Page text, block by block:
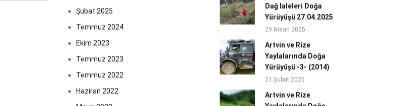
Şubat 2025
Temmuz 2024
Ekim 2023
Temmuz 2023
Temmuz 2022
Haziran 2022
Dağ laleleri Doğa
Yürüyüşü 27.04.2025
29 Nisan 2025
Artvin ve Rize
Yaylalarında Doğa
Yürüyüşü -3- (2014)
21 Şubat 2025
Artvin ve Rize